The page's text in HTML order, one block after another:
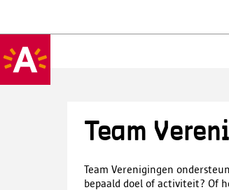
Team
Team Verenigingen
bepaald doel of activiteit? Of